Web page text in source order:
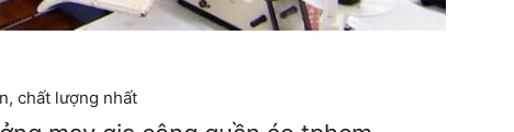
chất lượng nhất